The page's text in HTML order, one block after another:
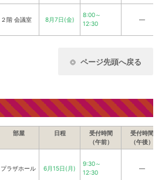
２階 会議室 8月7日(金)
8:00～
12:30
―
ページ先頭へ戻る
部屋 日程
受付時間
（午前）
受付時間
（午後）
プラザホール 6月15日(月)
9:30～
12:30
―